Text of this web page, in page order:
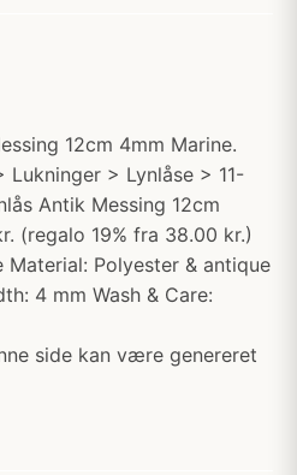
12cm 4mm Marine.
Lukninger > Lynlåse > 11-
Antik Messing 12cm
(regalo 19% fra 38.00 kr.)
Material: Polyester & antique
4 mm Wash & Care:
side kan være genereret